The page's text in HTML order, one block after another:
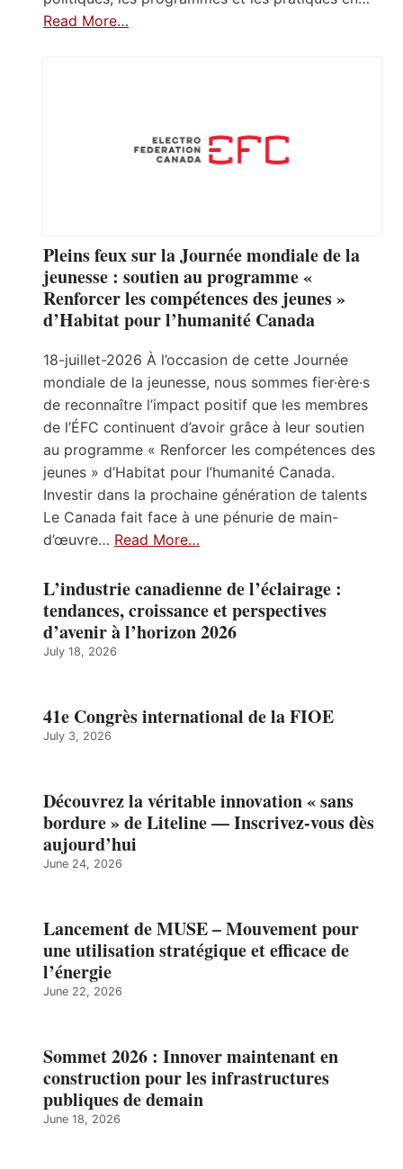
Read More…
Pleins feux sur la Journée mondiale de la
jeunesse : soutien au programme «
Renforcer les compétences des jeunes »
d’Habitat pour l’humanité Canada
18-juillet-2026 À l’occasion de cette Journée
mondiale de la jeunesse, nous sommes fier·ère·s
de reconnaître l’impact positif que les membres
de l’ÉFC continuent d’avoir grâce à leur soutien
au programme « Renforcer les compétences des
jeunes » d’Habitat pour l’humanité Canada.
Investir dans la prochaine génération de talents
Le Canada fait face à une pénurie de main-
d’œuvre… Read More…
L’industrie canadienne de l’éclairage :
tendances, croissance et perspectives
d’avenir à l’horizon 2026
July 18, 2026
41e Congrès international de la FIOE
July 3, 2026
Découvrez la véritable innovation « sans
bordure » de Liteline — Inscrivez-vous dès
aujourd’hui
June 24, 2026
Lancement de MUSE – Mouvement pour
une utilisation stratégique et efficace de
l’énergie
June 22, 2026
Sommet 2026 : Innover maintenant en
construction pour les infrastructures
publiques de demain
June 18, 2026